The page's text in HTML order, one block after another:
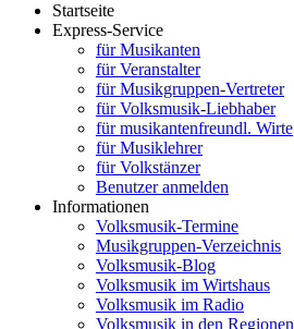
Startseite
Express-Service
für Musikanten
für Veranstalter
für Musikgruppen-Vertreter
für Volksmusik-Liebhaber
für musikantenfreundl. Wirte
für Musiklehrer
für Volkstänzer
Benutzer anmelden
Informationen
Volksmusik-Termine
Musikgruppen-Verzeichnis
Volksmusik-Blog
Volksmusik im Wirtshaus
Volksmusik im Radio
Volksmusik in den Regionen